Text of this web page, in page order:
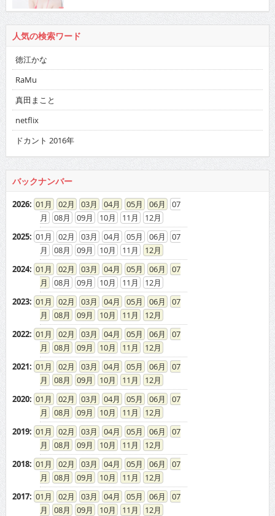
人気の検索ワード
徳江かな
RaMu
真田まこと
netflix
ドカント 2016年
バックナンバー
2026: 01 02 03 04 05 06
07
08
09 10 11
12
2025: 01 02 03 04 05 06
07
08
09 10 11
12
2024: 01 02 03 04 05 06
07
08
09 10 11
12
2023: 01 02 03 04 05 06
07
08
09 10 11
12
2022: 01 02 03 04 05 06
07
08
09 10 11
12
2021: 01 02 03 04 05 06
07
08
09 10 11
12
2020: 01 02 03 04 05 06
07
08
09 10 11
12
2019: 01 02 03 04 05 06
07
08
09 10 11
12
2018: 01 02 03 04 05 06
07
08
09 10 11
12
2017: 01 02 03 04 05 06
07
08
09 10 11
12